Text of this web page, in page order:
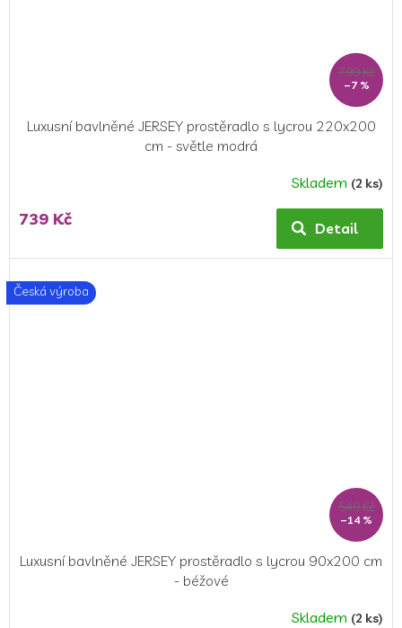
799 Kč
–7 %
Luxusní bavlněné JERSEY prostěradlo s lycrou 220x200
cm - světle modrá
Skladem (2 ks)
739 Kč Detail
Česká výroba
549 Kč
–14 %
Luxusní bavlněné JERSEY prostěradlo s lycrou 90x200 cm
- béžové
Skladem (2 ks)